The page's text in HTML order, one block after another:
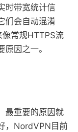
时带宽统计信
们会自动混淆
像常规HTTPS流
因之一。
最重要的原因就
，NordVPN目前